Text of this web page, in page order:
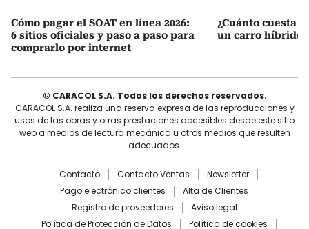
Cómo pagar el SOAT en línea 2026:
6 sitios oficiales y paso a paso para
comprarlo por internet
¿Cuánto cuesta
un carro híbrido
© CARACOL S.A. Todos los derechos reservados.
CARACOL S.A. realiza una reserva expresa de las reproducciones y
usos de las obras y otras prestaciones accesibles desde este sitio
web a medios de lectura mecánica u otros medios que resulten
adecuados.
Contacto Contacto Ventas
Newsletter
Pago electrónico clientes
Alta de Clientes
Registro de proveedores
Aviso legal
Política de Protección de Datos
Política de cookies